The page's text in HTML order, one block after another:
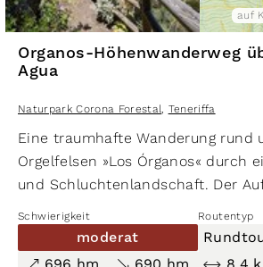
auf
Organos-Höhenwanderweg
Agua
Naturpark Corona Forestal Teneriffa
Eine traumhafte Wanderung rund
Orgelfelsen »Los Órganos« durch
und Schluchtenlandschaft. Der
auf einem Teilstück der Ruta del
Herzstück der Wanderung, der
Schwierigkeit Routentyp
moderat